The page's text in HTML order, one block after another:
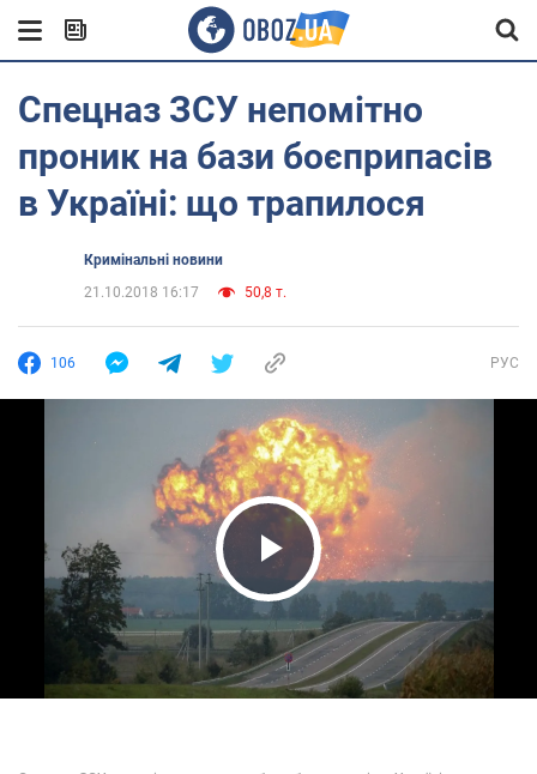
Спецназ ЗСУ непомітно
проник на бази боєприпасів
в Україні: що трапилося
Кримінальні новини
21.10.2018 16:17
50,8 т.
106 РУС
Play Video